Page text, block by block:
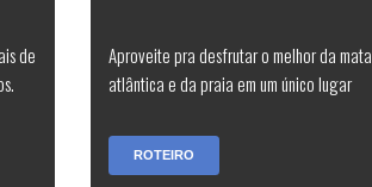
de
Aproveite pra desfrutar o melhor da mata
atlântica e da praia em um único lugar
ROTEIRO